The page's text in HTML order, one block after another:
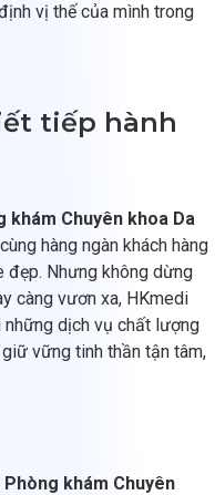
vị thế của mình trong
tiếp hành
khám Chuyên khoa Da
hàng ngàn khách hàng
đẹp. Nhưng không dừng
càng vươn xa, HKmedi
dịch vụ chất lượng
vững tinh thần tận tâm,
Phòng khám Chuyên